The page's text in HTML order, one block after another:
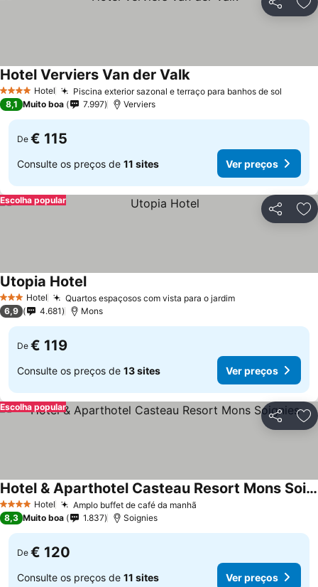
Partilhar
4 EstrelasHotel Piscina exterior sazonal e terraço para banhos de sol
Hotel Verviers Van der ValkVer preços
8,1 Muito boa 7.997 Verviers
De € 115
Consulte os preços de 11 sites Ver preços
Partilhar
Escolha popular
3 EstrelasHotel Quartos espaçosos com vista para o jardimVer preços
Utopia HotelVer preços
6,9 4.681 Mons
De € 119
Consulte os preços de 13 sites Ver preços
Partilhar
Escolha popular
4 EstrelasHotel Amplo buffet de café da manhã
Hotel & Aparthotel Casteau Resort Mons Soignies
Ver preços
8,3 Muito boa 1.837 Soignies
De € 120
Consulte os preços de 11 sites Ver preços